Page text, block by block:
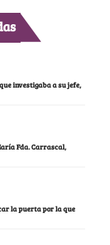
investigaba a su jefe,
Fda. Carrascal,
la puerta por la que